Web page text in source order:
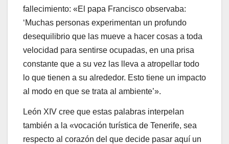
fallecimiento: «El papa Francisco observaba:
‘Muchas personas experimentan un profundo
desequilibrio que las mueve a hacer cosas a toda
velocidad para sentirse ocupadas, en una prisa
constante que a su vez las lleva a atropellar todo
lo que tienen a su alrededor. Esto tiene un impacto
al modo en que se trata al ambiente’».
León XIV cree que estas palabras interpelan
también a la «vocación turística de Tenerife, sea
respecto al corazón del que decide pasar aquí un